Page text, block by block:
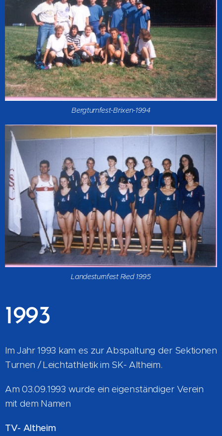
Bergturnfest-Brixen-1994
Landesturnfest Ried 1995
1993
Im Jahr 1993 kam es zur Abspaltung der Sektionen
Turnen / Leichtathletik im SK- Altheim.
Am 03.09.1993 wurde ein eigenständiger Verein
mit dem Namen
TV- Altheim